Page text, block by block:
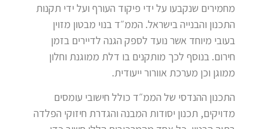
מחמירים שנקבעו על ידי פיקוד העורף ועל ידי תקנות
התכנון והבנייה בישראל. הממ״ד בנוי מבטון מזוין
בעובי מיוחד אשר נועד לספק הגנה לדיירים בזמן
חירום. בנוסף לכך מותקנים בו דלת ממוגנת וחלון
ממוגן וכן מערכת אוורור ייעודית.
התכנון ההנדסי של הממ״ד כולל חישובי עומסים
מדויקים, תכנון יסודות המבנה והגדרת חיזוקי הפלדה